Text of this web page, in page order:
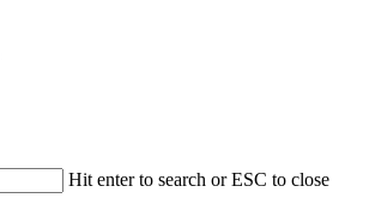
Hit enter to search or ESC to close